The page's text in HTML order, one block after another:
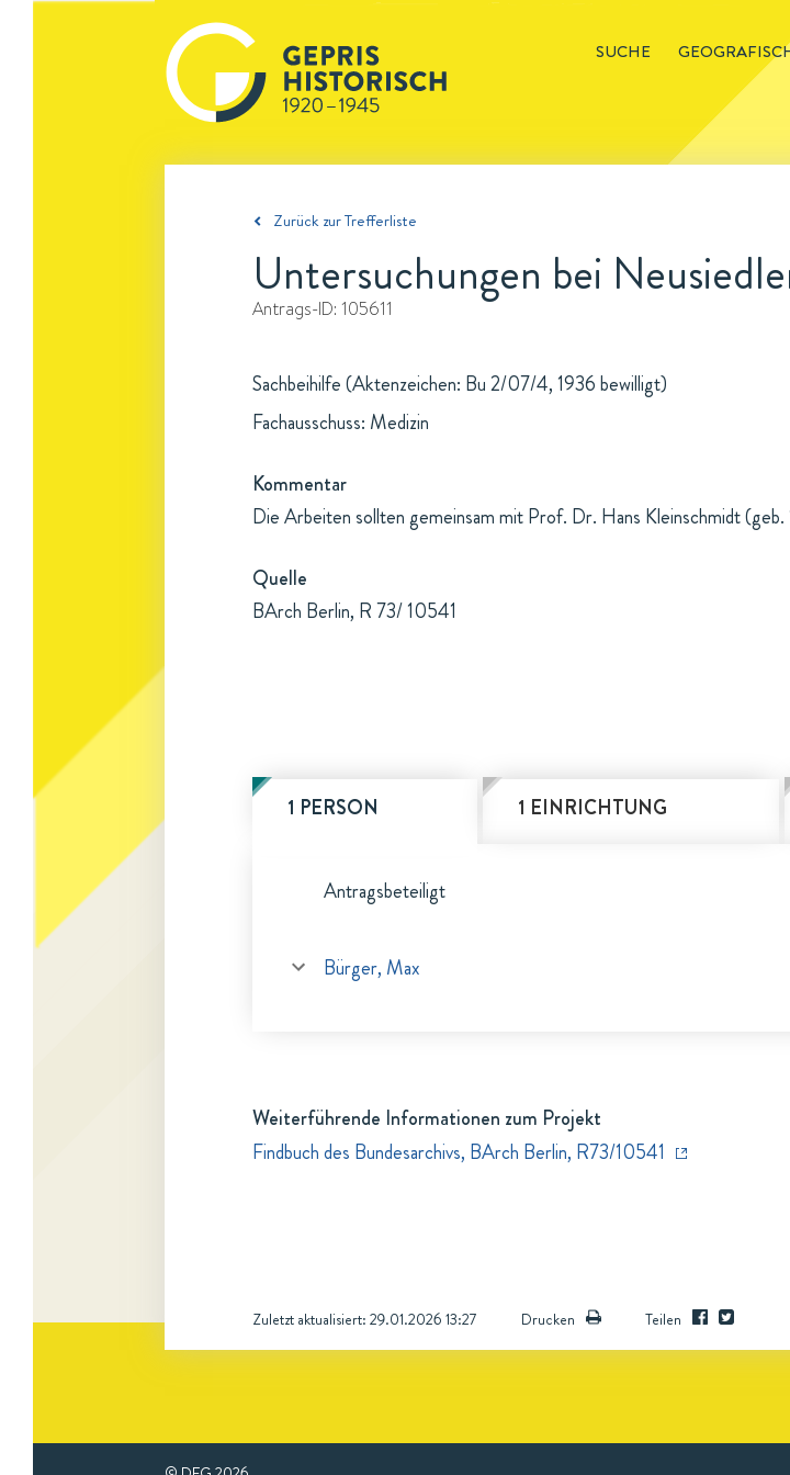
SUCHE
Zurück zur Trefferliste
Untersuchungen bei
Antrags-ID: 105611
Sachbeihilfe (Aktenzeichen: Bu 2/07/4, 1936 bewilligt)
Fachausschuss: Medizin
Kommentar
Die Arbeiten sollten gemeinsam mit Prof. Dr. Hans Kleinschmidt
Quelle
BArch Berlin, R 73/ 10541
1 PERSON 1 EINRICHTUNG
Antragsbeteiligt
Bürger, Max
Weiterführende Informationen zum Projekt
Findbuch des Bundesarchivs, BArch Berlin, R73/10541
Zuletzt aktualisiert: 29.01.2026 13:27 Drucken Teilen